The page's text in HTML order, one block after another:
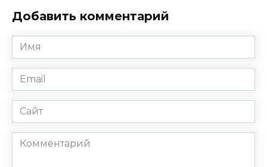
Добавить комментарий
Имя
*
Email
*
Сайт
Комментарий